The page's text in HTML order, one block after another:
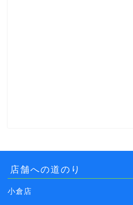
店舗への道のり
小倉店